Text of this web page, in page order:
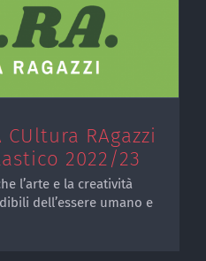
RAgazzi
2022/23
l’arte e la creatività
dell’essere umano e